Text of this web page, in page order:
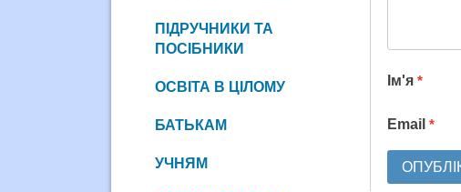
Ім'я *
Email *
ПІДРУЧНИКИ ТА
ПОСІБНИКИ
ОСВІТА В ЦІЛОМУ
БАТЬКАМ
УЧНЯМ